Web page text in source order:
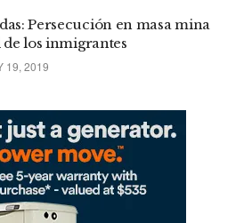
Persecución en masa mina
de los inmigrantes
19, 2019